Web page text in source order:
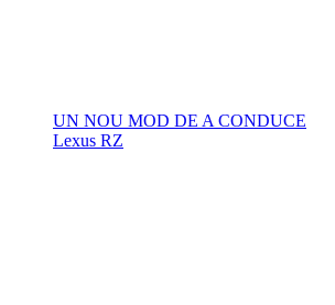
UN NOU MOD DE A CONDUCE
Lexus RZ